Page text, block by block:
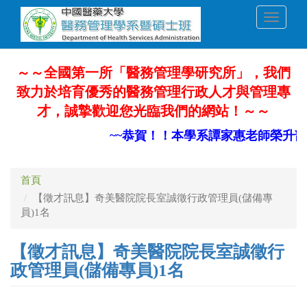
內
Toggle
～～全國第一所「醫務管理學研究所」，我們
致力於培育優秀的醫務管理行政人才與管理專
才，誠摯歡迎您光臨我們的網站！～～
~~恭賀！！本學系譚家惠老師榮升部
首頁
【徵才訊息】奇美醫院院長室誠徵行政管理員(儲備專
員)1名
【徵才訊息】奇美醫院院長室誠徵行
政管理員(儲備專員)1名